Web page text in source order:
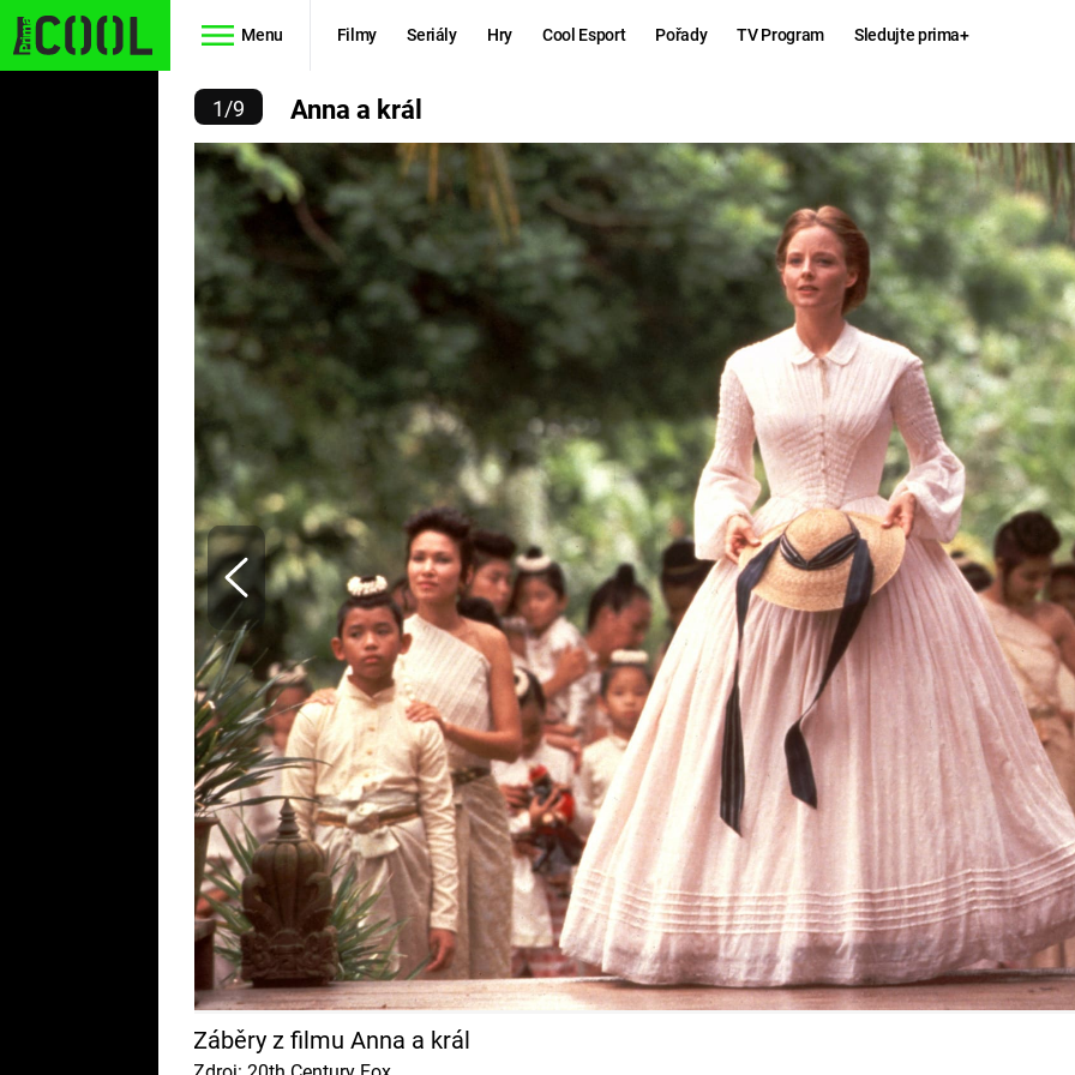
Menu Filmy Seriály Hry Cool Esport Pořady TV Program Sledujte prima+
SIMPSONOVI
FUTURAMA
Filmy
STAR WARS
AVENGERS
RYCHLE A
ZBĚSILE 10
PREDÁTOR
Hry
MAFIA
GTA 6
KINGDOM
COME:
DELIVERANCE
ESPORT
Zábava
CHUCK
NORRIS
ANNA A KRÁL
1/9 Anna a král
Záběry z filmu Anna a král